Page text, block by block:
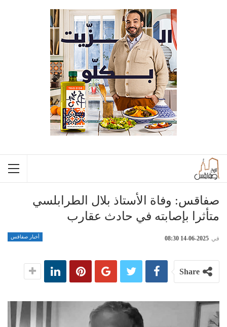
صفاقس: وفاة الأستاذ بلال الطرابلسي
متأثرا بإصابته في حادث عقارب
أخبار صفاقس في 2025-06-14 08:30
Share